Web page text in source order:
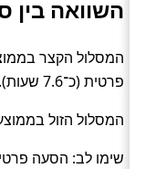
השוואה בין
פרטית (כ־7.6 שעות).
המסלול הזול בממוצע